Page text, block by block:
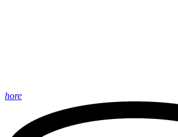
hore